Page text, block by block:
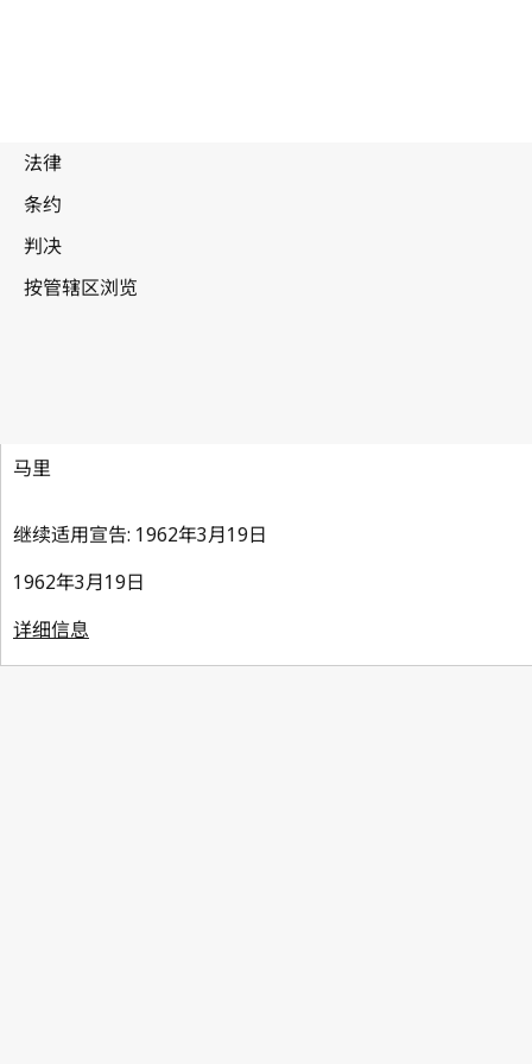
马里
继续适用宣告: 1962年3月19日
1962年3月19日
详细信息